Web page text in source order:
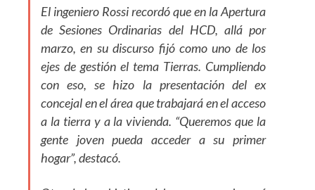
El ingeniero Rossi recordó que en la Apertura
de Sesiones Ordinarias del HCD, allá por
marzo, en su discurso fijó como uno de los
ejes de gestión el tema Tierras. Cumpliendo
con eso, se hizo la presentación del ex
concejal en el área que trabajará en el acceso
a la tierra y a la vivienda. “Queremos que la
gente joven pueda acceder a su primer
hogar”, destacó.